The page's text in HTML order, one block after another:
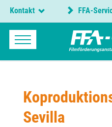
Kontakt FFA-
Sevilla